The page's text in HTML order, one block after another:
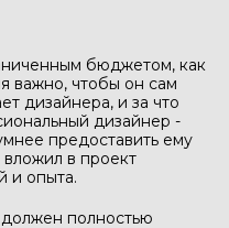
бюджетом, как
важно, чтобы он сам
дизайнера, и за что
дизайнер -
предоставить ему
в проект
и опыта.
должен полностью